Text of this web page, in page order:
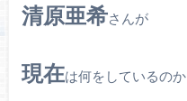
清原亜希さんが
現在は何をしているのか